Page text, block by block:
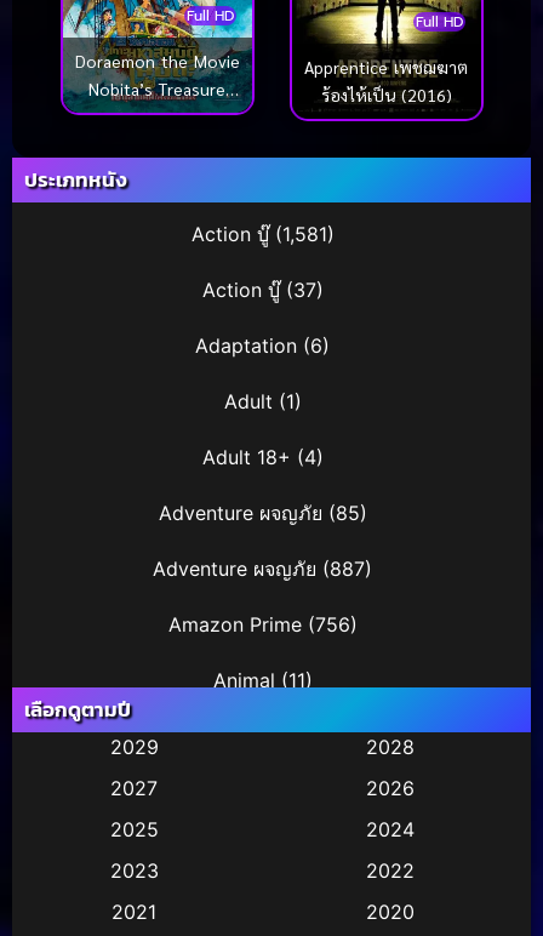
Full HD
Doraemon the Movie
Nobita’s Treasure
Island โดราเอมอน
ของโนบิตะ (2018)
Full HD
Apprentice เพชฌฆาต
ร้องไห้เป็น (2016)
ประเภทหนัง
Action บู๊(1,581)
Action บู๊(37)
Adaptation (6)
Adult (1)
Adult 18+ (4)
Adventure ผจญภัย (85)
Adventure ผจญภัย (887)
Amazon Prime(756)
Animal (11)
Animation การ์ตูน(245)
เลือกดูตามปี
2029
2028
2027
2026
2025
2024
2023
2022
2021
2020